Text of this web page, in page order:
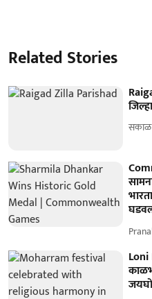
Related Stories
सकाळ